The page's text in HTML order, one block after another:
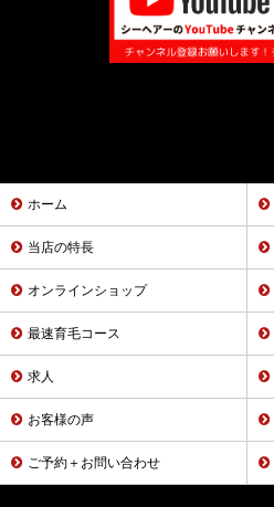
ホーム
当店の特長
オンラインショップ
最速育毛コース
求人
お客様の声
ご予約＋お問い合わせ